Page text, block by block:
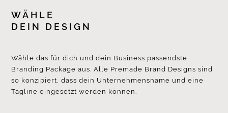
WÄHLE
DEIN DESIGN
Wähle das für dich und dein Business passendste
Branding Package aus. Alle Premade Brand Designs sind
so konzipiert, dass dein Unternehmensname und eine
Tagline eingesetzt werden können.